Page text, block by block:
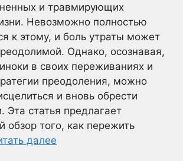
и травмирующих
Невозможно полностью
к этому, и боль утраты может
Однако, осознавая,
в своих переживаниях и
преодоления, можно
и вновь обрести
Эта статья предлагает
обзор того, как пережить
далее